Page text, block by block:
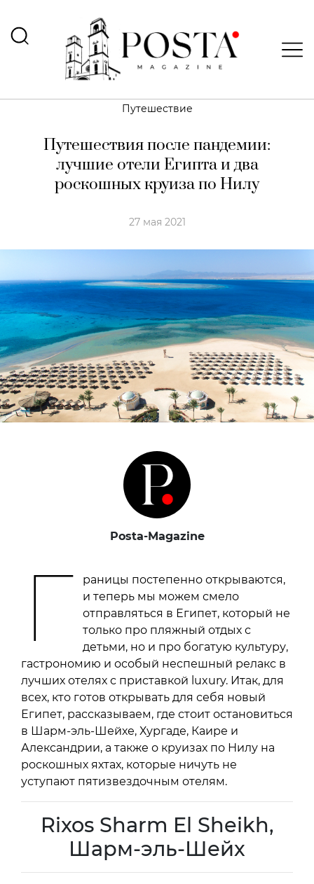
Путешествие
Путешествия после пандемии:
лучшие отели Египта и два
роскошных круиза по Нилу
27 мая 2021
Posta-Magazine
Г
раницы постепенно открываются,
и теперь мы можем смело
отправляться в Египет, который не
только про пляжный отдых с
детьми, но и про богатую культуру,
гастрономию и особый неспешный релакс в
лучших отелях с приставкой luxury. Итак, для
всех, кто готов открывать для себя новый
Египет, рассказываем, где стоит остановиться
в Шарм-эль-Шейхе, Хургаде, Каире и
Александрии, а также о круизах по Нилу на
роскошных яхтах, которые ничуть не
уступают пятизвездочным отелям.
Rixos Sharm El Sheikh,
Шарм-эль-Шейх